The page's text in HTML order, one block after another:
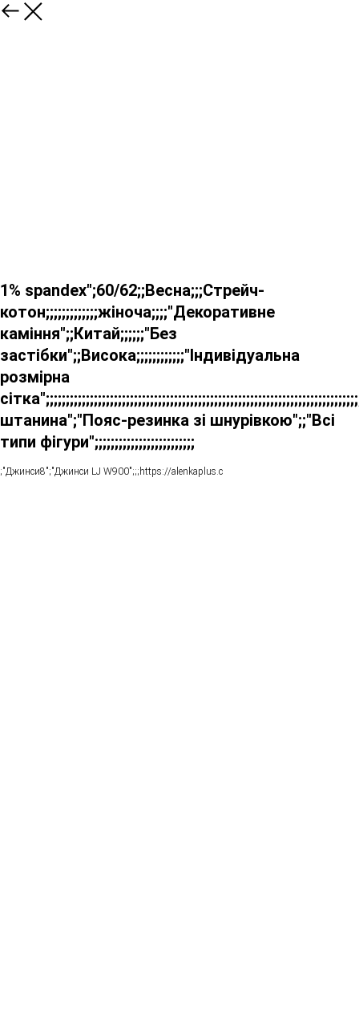
1% spandex";60/62;;Весна;;;Стрейч-
котон;;;;;;;;;;;;;жіноча;;;;"Декоративне
каміння";;Китай;;;;;;"Без
застібки";;Висока;;;;;;;;;;;;"Індивідуальна
розмірна
штанина";"Пояс-резинка зі шнурівкою";;"Всі
типи фігури";;;;;;;;;;;;;;;;;;;;;;;;;
;"Джинси8";"Джинси LJ W900";;;https://alenkaplus.c